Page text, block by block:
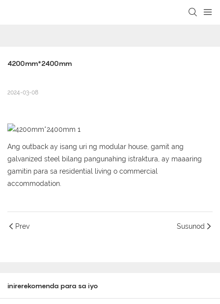
4200mm*2400mm
2024-03-08
Ang outback ay isang uri ng modular house, gamit ang
galvanized steel bilang pangunahing istraktura, ay maaaring
gamitin para sa residential living o commercial
accommodation.
Prev Susunod
inirerekomenda para sa iyo